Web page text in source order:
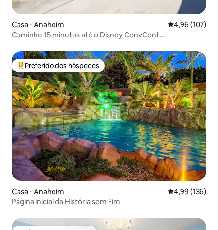
Casa ⋅ Anaheim 4,96 de uma
4,96 (107)
Caminhe 15 minutos até o Disney ConvCent
Entre os melhores preferidos dos hóspedes
Preferido dos hóspedes
Casa ⋅ Anaheim 4,99 de uma
4,99 (136)
Página inicial da História sem Fim